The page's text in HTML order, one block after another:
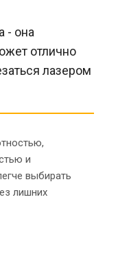
- она
отлично
лазером
и
выбирать
лишних